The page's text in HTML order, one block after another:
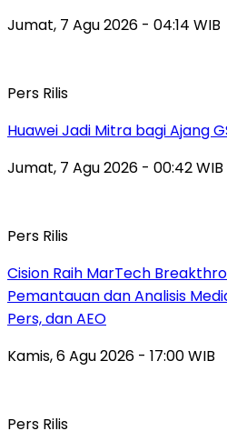
Jumat, 7 Agu 2026 - 04:14 WIB
Pers Rilis
Huawei Jadi Mitra bagi Ajang
Jumat, 7 Agu 2026 - 00:42 WIB
Pers Rilis
Cision Raih MarTech
Pemantauan dan Analisis
Pers, dan AEO
Kamis, 6 Agu 2026 - 17:00 WIB
Pers Rilis